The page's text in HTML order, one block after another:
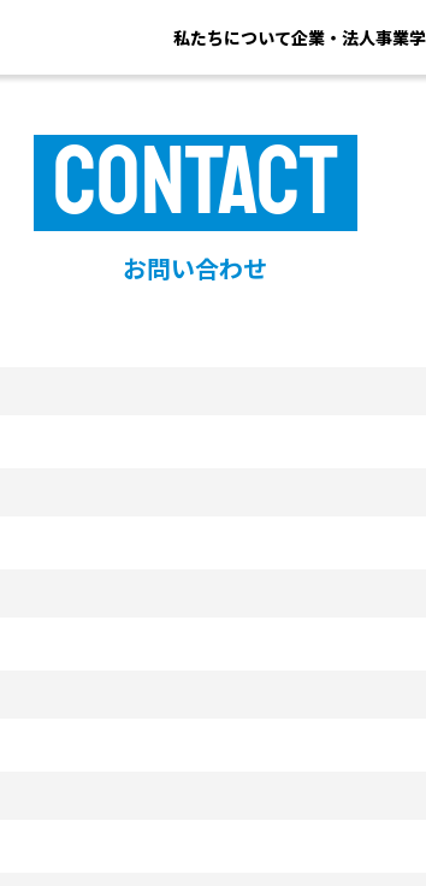
私たちについて企業・法人事業
CONTACT
お問い合わせ